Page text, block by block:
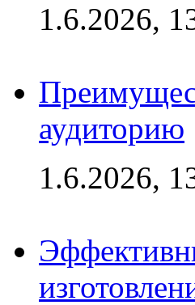
1.6.2026,
аудиторию
1.6.2026,